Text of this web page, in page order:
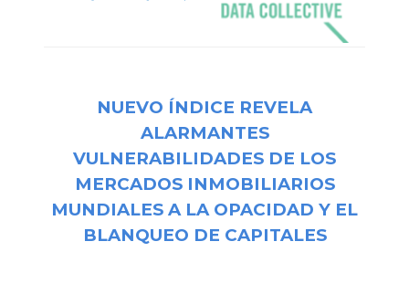
NUEVO ÍNDICE REVELA
ALARMANTES
VULNERABILIDADES DE LOS
MERCADOS INMOBILIARIOS
MUNDIALES A LA OPACIDAD Y EL
BLANQUEO DE CAPITALES